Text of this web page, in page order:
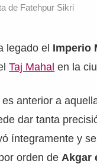
de Fatehpur Sikri
legado el Imperio
Taj Mahal en la
es anterior a
dar tanta
íntegramente y
orden de Akgar